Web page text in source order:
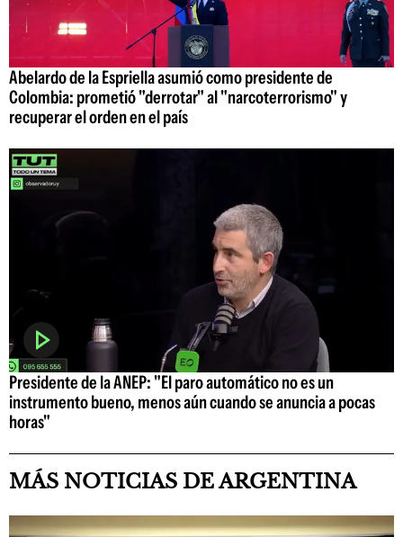
Abelardo de la Espriella asumió como presidente de
Colombia: prometió "derrotar" al "narcoterrorismo" y
recuperar el orden en el país
Presidente de la ANEP: "El paro automático no es un
instrumento bueno, menos aún cuando se anuncia a pocas
horas"
MÁS NOTICIAS DE ARGENTINA